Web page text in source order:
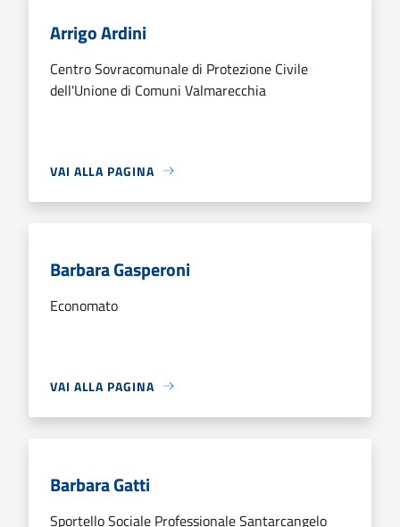
Arrigo Ardini
Centro Sovracomunale di Protezione Civile
dell'Unione di Comuni Valmarecchia
VAI ALLA PAGINA
Barbara Gasperoni
Economato
VAI ALLA PAGINA
Barbara Gatti
Sportello Sociale Professionale Santarcangelo